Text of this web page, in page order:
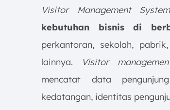
Visitor Management System
kebutuhan bisnis di
perkantoran, sekolah,
lainnya.
Visitor
mencatat data
kedatangan, identitas